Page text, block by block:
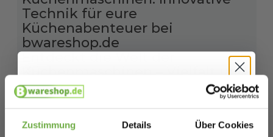
Zustimmung Details Über Cookies
Technik für eure
Küchenabenteuer bei
bwareshop.de
Küchenmaschinen – Vielfalt und
Effizienz
Küchenmaschinen
sind längst unverzichtbare
die mühsame Arbeit ab und eröffnen ganz neue
Schnäppchenjäger 👋